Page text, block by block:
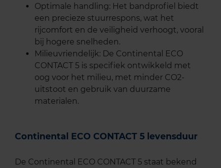
Optimale handling: Het bandprofiel biedt
een precieze stuurrespons, wat het
rijcomfort en de veiligheid verhoogt, vooral
bij hogere snelheden.
Milieuvriendelijk: De Continental ECO
CONTACT 5 is specifiek ontwikkeld met
oog voor het milieu, met minder CO2-
uitstoot en gebruik van duurzame
materialen.
Continental ECO CONTACT 5 levensduur
De Continental ECO CONTACT 5 staat bekend